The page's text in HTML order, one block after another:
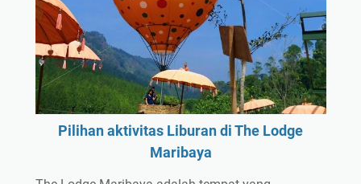
Pilihan aktivitas Liburan di The Lodge
Maribaya